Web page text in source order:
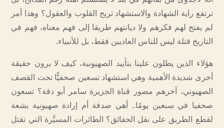
ترتفع راية الشهادة والاستشهاد تريح القلوب والعقول؟ وهذا أمر
لم يفتح لهم فكرهم ولا ديانتهم طريقا إلى فهم معناه، فهم في
التاريخ قتلة ليس للناس العاديين فقط، بل للأنبياء.
هؤلاء الذين يطلون علينا بتأييد الصهيونية، كيف لا يرون حقيقة
أخرى شديدة الأهمية وهي استشهاد تسعين صحفيًّا تحت القصف
الصهيوني، آخرهم مصور قناة الجزيرة سامر أبو دقة؟ تسعون
صحفيا في سبعين يومًا.. أهي صدفة أم إرادة صهيونية بشعة
لقطع الطريق على نقل الحقائق؟ الطائرات المسيَّرة التي تقتل